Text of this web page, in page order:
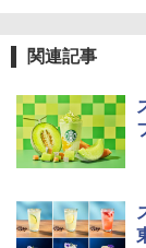
4
関連記事